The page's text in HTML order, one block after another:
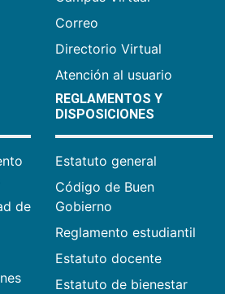
Correo
Directorio Virtual
Atención al usuario
de
REGLAMENTOS Y
DISPOSICIONES
Estatuto general
Código de Buen
Gobierno
Reglamento estudiantil
Estatuto docente
Estatuto de bienestar